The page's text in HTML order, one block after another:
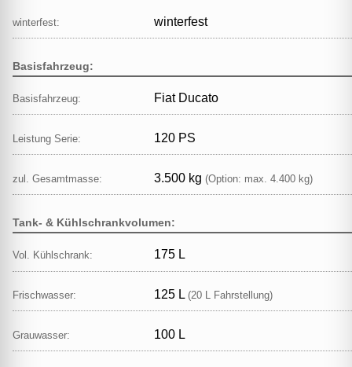
winterfest: winterfest
Basisfahrzeug:
Basisfahrzeug: Fiat Ducato
Leistung Serie: 120 PS
zul. Gesamtmasse: 3.500 kg (Option: max. 4.400 kg)
Tank- & Kühlschrankvolumen:
Vol. Kühlschrank: 175 L
Frischwasser: 125 L (20 L Fahrstellung)
Grauwasser: 100 L